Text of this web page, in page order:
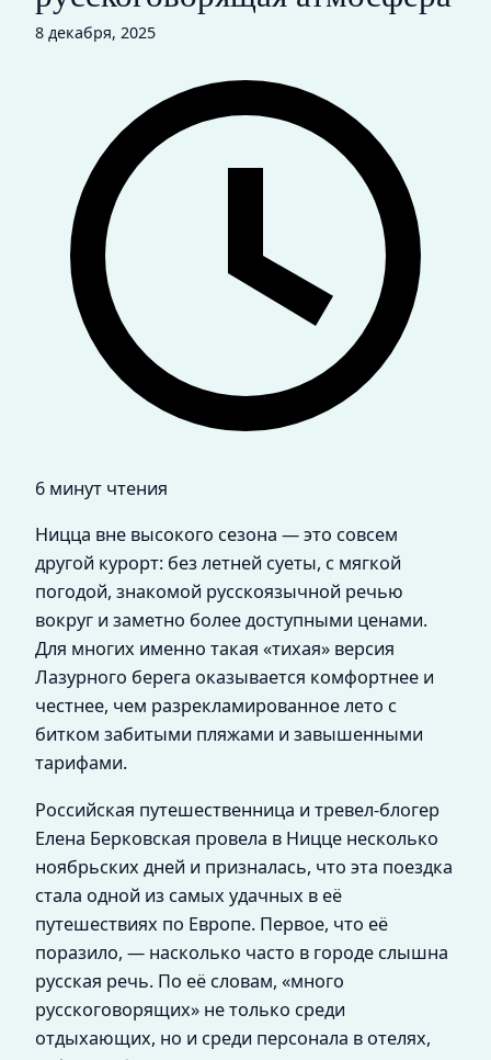
8 декабря, 2025
6 минут чтения
Ницца вне высокого сезона — это совсем
другой курорт: без летней суеты, с мягкой
погодой, знакомой русскоязычной речью
вокруг и заметно более доступными ценами.
Для многих именно такая «тихая» версия
Лазурного берега оказывается комфортнее и
честнее, чем разрекламированное лето с
битком забитыми пляжами и завышенными
тарифами.
Российская путешественница и тревел-блогер
Елена Берковская провела в Ницце несколько
ноябрьских дней и призналась, что эта поездка
стала одной из самых удачных в её
путешествиях по Европе. Первое, что её
поразило, — насколько часто в городе слышна
русская речь. По её словам, «много
русскоговорящих» не только среди
отдыхающих, но и среди персонала в отелях,